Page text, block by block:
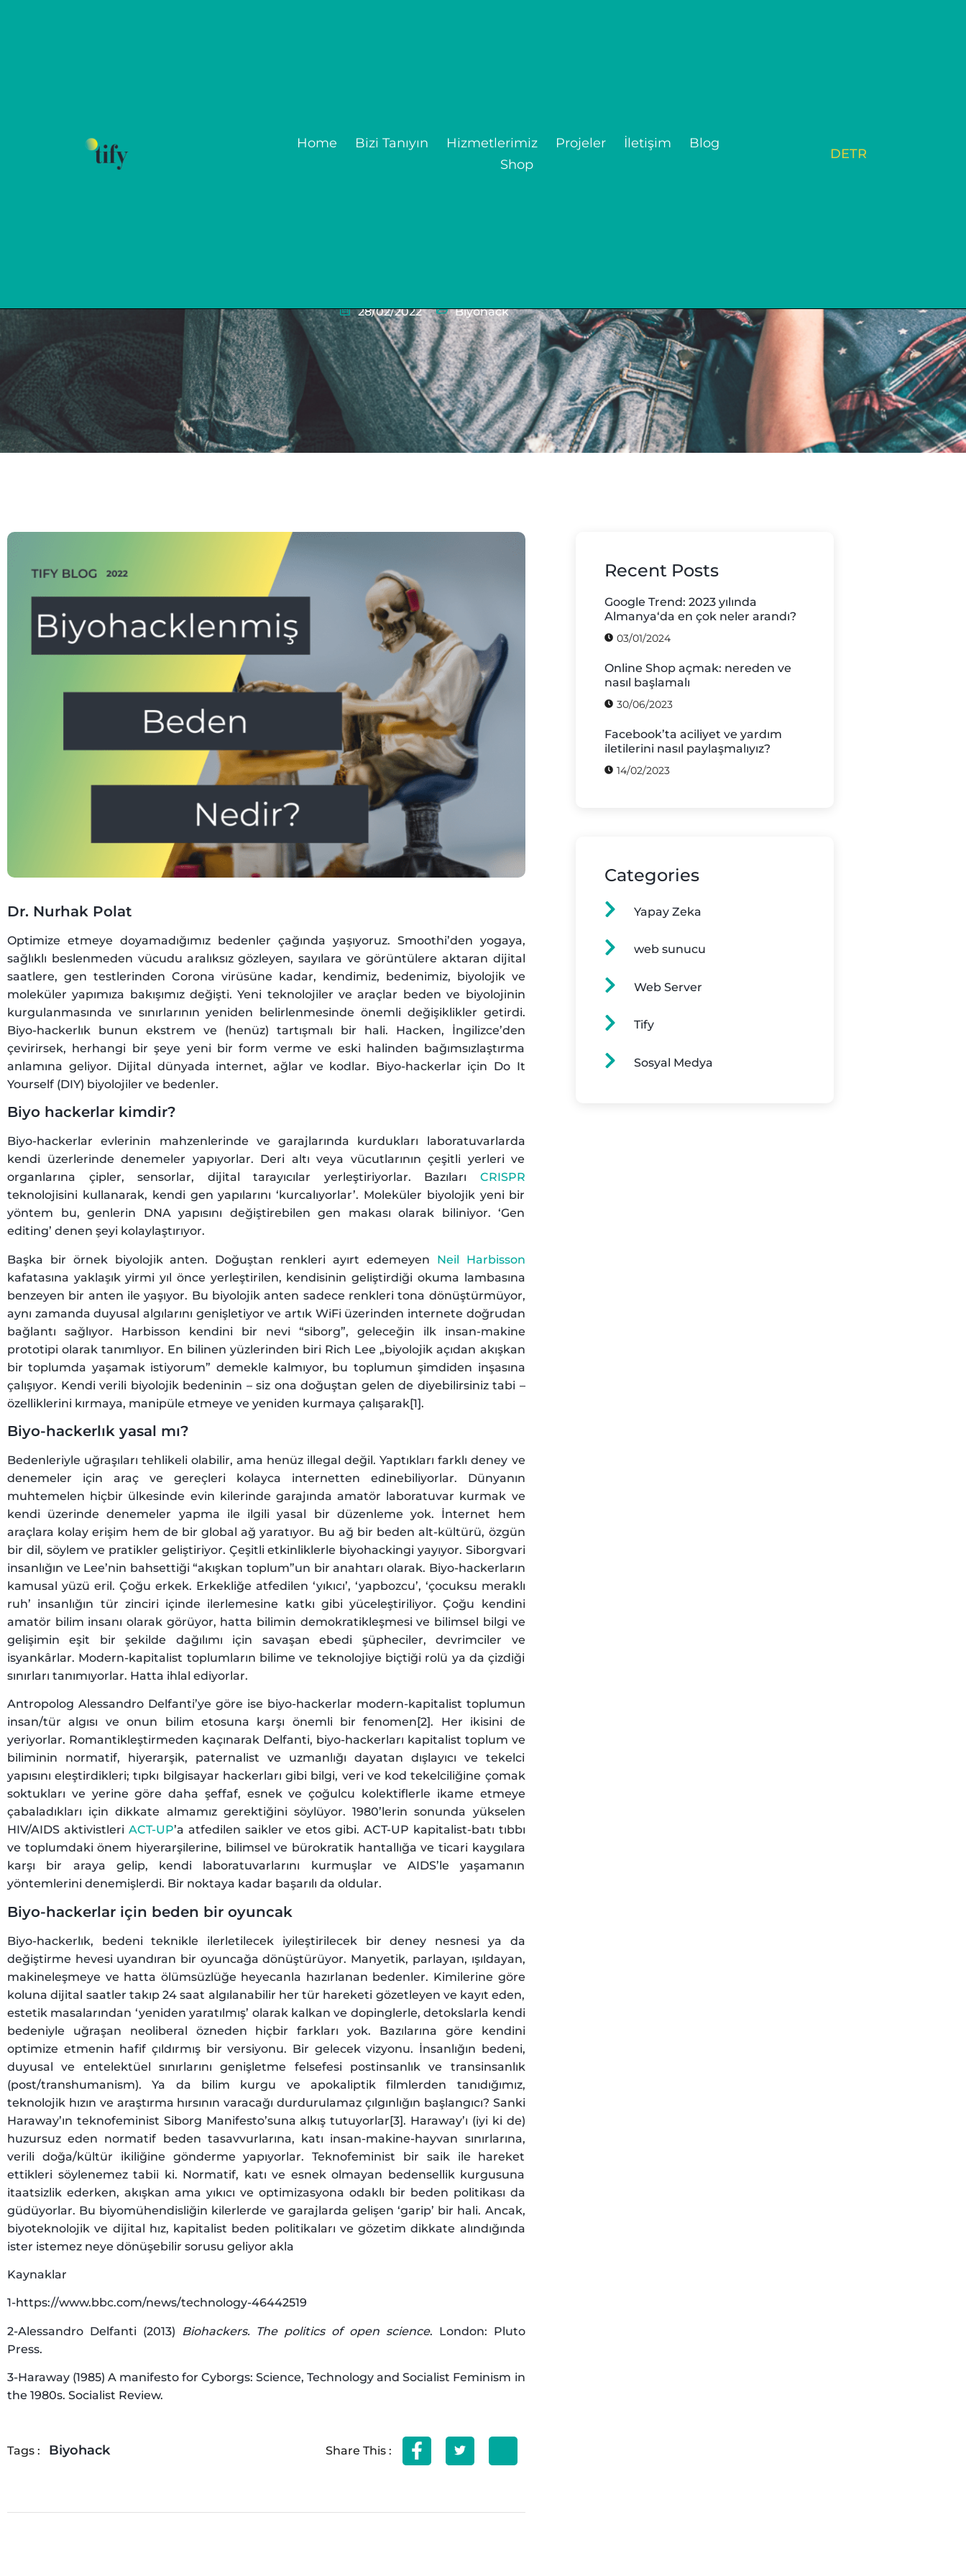
Home Bizi Tanıyın Hizmetlerimiz Projeler İletişim
Blog
Shop
DETR
28/02/2022 Biyohack
Dr. Nurhak Polat
Optimize etmeye doyamadığımız bedenler çağında yaşıyoruz. Smoothi’den yogaya,
sağlıklı beslenmeden vücudu aralıksız gözleyen, sayılara ve görüntülere aktaran dijital
saatlere, gen testlerinden Corona virüsüne kadar, kendimiz, bedenimiz, biyolojik ve
moleküler yapımıza bakışımız değişti. Yeni teknolojiler ve araçlar beden ve biyolojinin
kurgulanmasında ve sınırlarının yeniden belirlenmesinde önemli değişiklikler getirdi.
Biyo-hackerlık bunun ekstrem ve (henüz) tartışmalı bir hali. Hacken, İngilizce’den
çevirirsek, herhangi bir şeye yeni bir form verme ve eski halinden bağımsızlaştırma
anlamına geliyor. Dijital dünyada internet, ağlar ve kodlar. Biyo-hackerlar için Do It
Yourself (DIY) biyolojiler ve bedenler.
Biyo hackerlar kimdir?
Biyo-hackerlar evlerinin mahzenlerinde ve garajlarında kurdukları laboratuvarlarda
kendi üzerlerinde denemeler yapıyorlar. Deri altı veya vücutlarının çeşitli yerleri ve
organlarına çipler, sensorlar, dijital tarayıcılar yerleştiriyorlar. Bazıları CRISPR
teknolojisini kullanarak, kendi gen yapılarını ‘kurcalıyorlar’. Moleküler biyolojik yeni bir
yöntem bu, genlerin DNA yapısını değiştirebilen gen makası olarak biliniyor. ‘Gen
editing’ denen şeyi kolaylaştırıyor.
Başka bir örnek biyolojik anten. Doğuştan renkleri ayırt edemeyen Neil Harbisson
kafatasına yaklaşık yirmi yıl önce yerleştirilen, kendisinin geliştirdiği okuma lambasına
benzeyen bir anten ile yaşıyor. Bu biyolojik anten sadece renkleri tona dönüştürmüyor,
aynı zamanda duyusal algılarını genişletiyor ve artık WiFi üzerinden internete doğrudan
bağlantı sağlıyor. Harbisson kendini bir nevi “siborg”, geleceğin ilk insan-makine
prototipi olarak tanımlıyor. En bilinen yüzlerinden biri Rich Lee „biyolojik açıdan akışkan
bir toplumda yaşamak istiyorum” demekle kalmıyor, bu toplumun şimdiden inşasına
çalışıyor. Kendi verili biyolojik bedeninin – siz ona doğuştan gelen de diyebilirsiniz tabi –
özelliklerini kırmaya, manipüle etmeye ve yeniden kurmaya çalışarak[1].
Biyo-hackerlık yasal mı?
Bedenleriyle uğraşıları tehlikeli olabilir, ama henüz illegal değil. Yaptıkları farklı deney ve
denemeler için araç ve gereçleri kolayca internetten edinebiliyorlar. Dünyanın
muhtemelen hiçbir ülkesinde evin kilerinde garajında amatör laboratuvar kurmak ve
kendi üzerinde denemeler yapma ile ilgili yasal bir düzenleme yok. İnternet hem
araçlara kolay erişim hem de bir global ağ yaratıyor. Bu ağ bir beden alt-kültürü, özgün
bir dil, söylem ve pratikler geliştiriyor. Çeşitli etkinliklerle biyohackingi yayıyor. Siborgvari
insanlığın ve Lee’nin bahsettiği “akışkan toplum”un bir anahtarı olarak. Biyo-hackerların
kamusal yüzü eril. Çoğu erkek. Erkekliğe atfedilen ‘yıkıcı’, ‘yapbozcu’, ‘çocuksu meraklı
ruh’ insanlığın tür zinciri içinde ilerlemesine katkı gibi yüceleştiriliyor. Çoğu kendini
amatör bilim insanı olarak görüyor, hatta bilimin demokratikleşmesi ve bilimsel bilgi ve
gelişimin eşit bir şekilde dağılımı için savaşan ebedi şüpheciler, devrimciler ve
isyankârlar. Modern-kapitalist toplumların bilime ve teknolojiye biçtiği rolü ya da çizdiği
sınırları tanımıyorlar. Hatta ihlal ediyorlar.
Antropolog Alessandro Delfanti’ye göre ise biyo-hackerlar modern-kapitalist toplumun
insan/tür algısı ve onun bilim etosuna karşı önemli bir fenomen[2]. Her ikisini de
yeriyorlar. Romantikleştirmeden kaçınarak Delfanti, biyo-hackerları kapitalist toplum ve
biliminin normatif, hiyerarşik, paternalist ve uzmanlığı dayatan dışlayıcı ve tekelci
yapısını eleştirdikleri; tıpkı bilgisayar hackerları gibi bilgi, veri ve kod tekelciliğine çomak
soktukları ve yerine göre daha şeffaf, esnek ve çoğulcu kolektiflerle ikame etmeye
çabaladıkları için dikkate almamız gerektiğini söylüyor. 1980’lerin sonunda yükselen
HIV/AIDS aktivistleri ACT-UP’a atfedilen saikler ve etos gibi. ACT-UP kapitalist-batı tıbbı
ve toplumdaki önem hiyerarşilerine, bilimsel ve bürokratik hantallığa ve ticari kaygılara
karşı bir araya gelip, kendi laboratuvarlarını kurmuşlar ve AIDS’le yaşamanın
yöntemlerini denemişlerdi. Bir noktaya kadar başarılı da oldular.
Biyo-hackerlar için beden bir oyuncak
Biyo-hackerlık, bedeni teknikle ilerletilecek iyileştirilecek bir deney nesnesi ya da
değiştirme hevesi uyandıran bir oyuncağa dönüştürüyor. Manyetik, parlayan, ışıldayan,
makineleşmeye ve hatta ölümsüzlüğe heyecanla hazırlanan bedenler. Kimilerine göre
koluna dijital saatler takıp 24 saat algılanabilir her tür hareketi gözetleyen ve kayıt eden,
estetik masalarından ‘yeniden yaratılmış’ olarak kalkan ve dopinglerle, detokslarla kendi
bedeniyle uğraşan neoliberal özneden hiçbir farkları yok. Bazılarına göre kendini
optimize etmenin hafif çıldırmış bir versiyonu. Bir gelecek vizyonu. İnsanlığın bedeni,
duyusal ve entelektüel sınırlarını genişletme felsefesi postinsanlık ve transinsanlık
(post/transhumanism). Ya da bilim kurgu ve apokaliptik filmlerden tanıdığımız,
teknolojik hızın ve araştırma hırsının varacağı durdurulamaz çılgınlığın başlangıcı? Sanki
Haraway’ın teknofeminist Siborg Manifesto’suna alkış tutuyorlar[3]. Haraway’ı (iyi ki de)
huzursuz eden normatif beden tasavvurlarına, katı insan-makine-hayvan sınırlarına,
verili doğa/kültür ikiliğine gönderme yapıyorlar. Teknofeminist bir saik ile hareket
ettikleri söylenemez tabii ki. Normatif, katı ve esnek olmayan bedensellik kurgusuna
itaatsizlik ederken, akışkan ama yıkıcı ve optimizasyona odaklı bir beden politikası da
güdüyorlar. Bu biyomühendisliğin kilerlerde ve garajlarda gelişen ‘garip’ bir hali. Ancak,
biyoteknolojik ve dijital hız, kapitalist beden politikaları ve gözetim dikkate alındığında
ister istemez neye dönüşebilir sorusu geliyor akla
Kaynaklar
1-https://www.bbc.com/news/technology-46442519
2-Alessandro Delfanti (2013) Biohackers. The politics of open science. London: Pluto
Press.
3-Haraway (1985) A manifesto for Cyborgs: Science, Technology and Socialist Feminism in
the 1980s. Socialist Review.
Tags : Biyohack Share This :
Recent Posts
Google Trend: 2023 yılında
Almanya‘da en çok neler arandı?
03/01/2024
Online Shop açmak: nereden ve
nasıl başlamalı
30/06/2023
Facebook’ta aciliyet ve yardım
iletilerini nasıl paylaşmalıyız?
14/02/2023
Categories
Yapay Zeka
web sunucu
Web Server
Tify
Sosyal Medya